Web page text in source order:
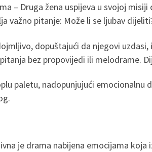
– Druga žena uspijeva u svojoj
važno pitanje: Može li se ljubav
dopuštajući da njegovi
bez propovijedi ili melodrame.
paletu, nadopunjujući
je drama nabijena emocijama